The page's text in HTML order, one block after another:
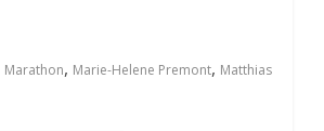
Marathon, Marie-Helene Premont, Matthias